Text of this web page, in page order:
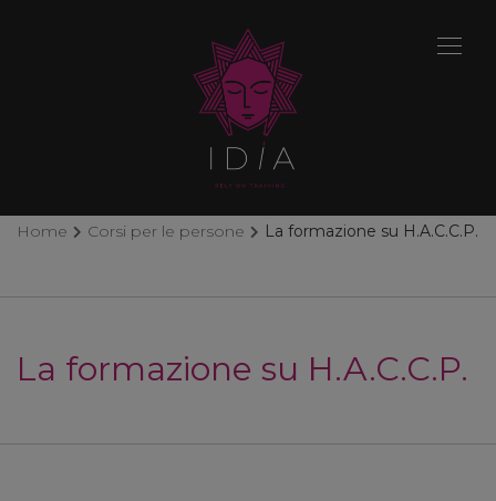
Home Corsi per le persone La formazione su H.A.C.C.P.
La formazione su H.A.C.C.P.